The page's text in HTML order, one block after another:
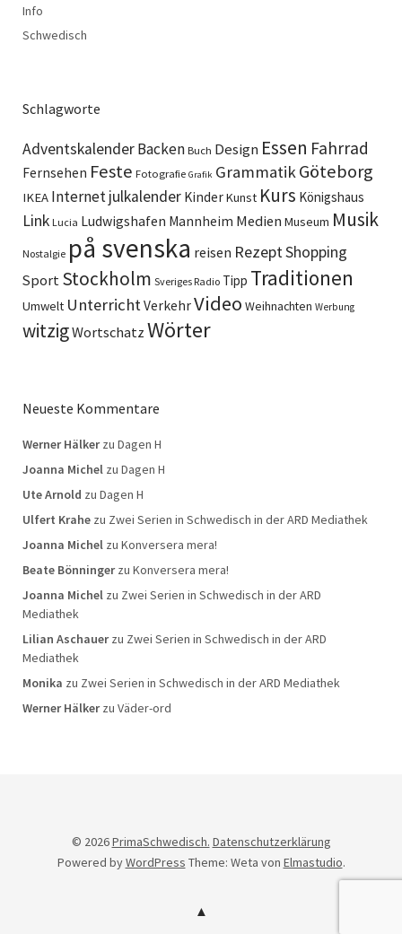
Info
Schwedisch
Schlagworte
AdventskalenderBacken Buch Design Essen Fahrrad
Fernsehen Feste Fotografie Grafik GrammatikGöteborg
IKEA Internetjulkalender KinderKunst Kurs Königshaus
Link Lucia Ludwigshafen Mannheim Medien Museum Musik
Nostalgie på svenska reisen RezeptShopping
Sport Stockholm Sveriges Radio Tipp Traditionen
Umwelt UnterrichtVerkehrVideo Weihnachten Werbung
witzigWortschatz Wörter
Neueste Kommentare
Werner Hälkerzu Dagen H
Joanna Michel zu Dagen H
Ute Arnold zu Dagen H
Ulfert Krahe zu Zwei Serien in Schwedisch in der ARD Mediathek
Joanna Michel zu Konversera mera!
Beate Bönningerzu Konversera mera!
Joanna Michel zu Zwei Serien in Schwedisch in der ARD
Mediathek
Lilian Aschauerzu Zwei Serien in Schwedisch in der ARD
Mediathek
Monika zu Zwei Serien in Schwedisch in der ARD Mediathek
Werner Hälkerzu Väder-ord
© 2026PrimaSchwedisch. Datenschutzerklärung
Powered byWordPress Theme: Weta von Elmastudio.